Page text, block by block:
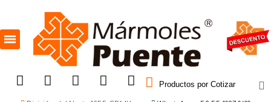
Productos por Cotizar